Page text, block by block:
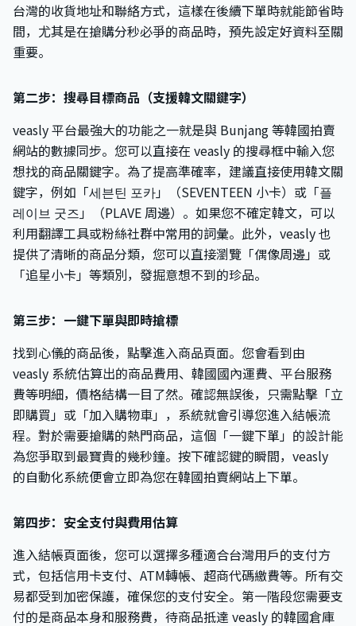
台灣的收貨地址和聯絡方式，這樣在後續下單時就能節省時
間，尤其是在搶購分秒必爭的商品時，預先設定好資料至關
重要。
第二步：搜尋目標商品（支援韓文關鍵字）
veasly 平台最強大的功能之一就是與 Bunjang 等韓國拍賣
網站的數據同步。您可以直接在 veasly 的搜尋框中輸入您
想找的商品關鍵字。為了提高準確率，建議直接使用韓文關
鍵字，例如「세븐틴 포카」（SEVENTEEN 小卡）或「플
레이브 굿즈」（PLAVE 周邊）。如果您不確定韓文，可以
利用翻譯工具或粉絲社群中常用的詞彙。此外，veasly 也
提供了清晰的商品分類，您可以直接瀏覽「偶像周邊」或
「追星小卡」等類別，發掘意想不到的珍品。
第三步：一鍵下單與即時搶標
找到心儀的商品後，點擊進入商品頁面。您會看到由
veasly 系統估算出的商品費用、韓國國內運費、平台服務
費等明細，價格結構一目了然。確認無誤後，只需點擊「立
即購買」或「加入購物車」，系統就會引導您進入結帳流
程。對於需要搶購的熱門商品，這個「一鍵下單」的設計能
為您爭取到最寶貴的幾秒鐘。按下確認鍵的瞬間，veasly
的自動化系統便會立即為您在韓國拍賣網站上下單。
第四步：安全支付與費用估算
進入結帳頁面後，您可以選擇多種適合台灣用戶的支付方
式，包括信用卡支付、ATM轉帳、超商代碼繳費等。所有交
易都受到加密保護，確保您的支付安全。第一階段您需要支
付的是商品本身和服務費，待商品抵達 veasly 的韓國倉庫